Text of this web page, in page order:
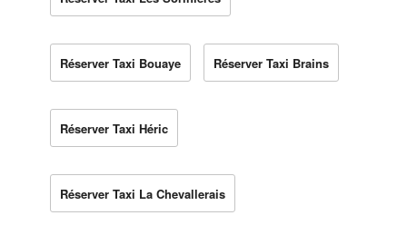
Réserver Taxi Bouaye Réserver Taxi Brains
Réserver Taxi Héric
Réserver Taxi La Chevallerais